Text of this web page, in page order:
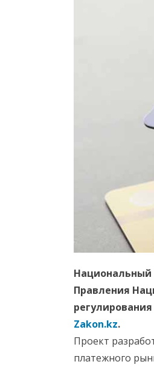
Национальный
Правления
Zakon.kz.
Проект
платежного